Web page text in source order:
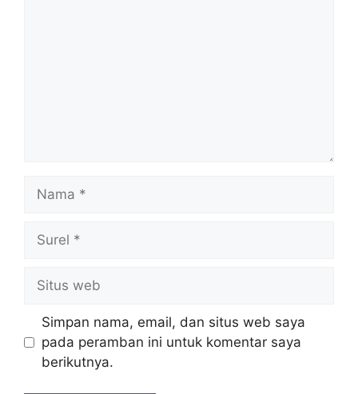
Nama
Surel
Situs
web
Simpan nama, email, dan situs web saya
pada peramban ini untuk komentar saya
berikutnya.